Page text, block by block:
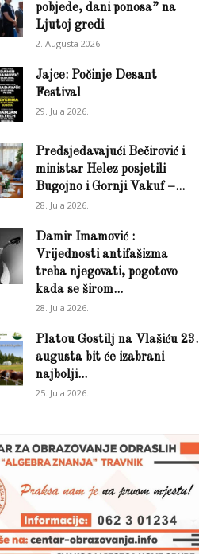
pobjede, dani ponosa” na
Ljutoj gredi
2. Augusta 2026.
Jajce: Počinje Desant
Festival
29. Jula 2026.
Predsjedavajući Bečirović i
ministar Helez posjetili
Bugojno i Gornji Vakuf –...
28. Jula 2026.
Damir Imamović :
Vrijednosti antifašizma
treba njegovati, pogotovo
kada se širom...
28. Jula 2026.
Platou Gostilj na Vlašiću 23.
augusta bit će izabrani
najbolji...
25. Jula 2026.